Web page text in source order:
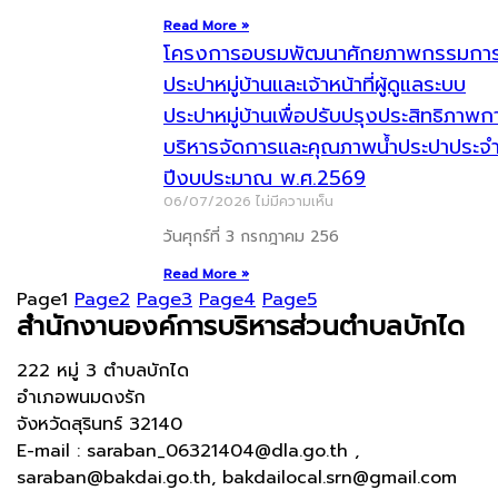
Read More »
โครงการอบรมพัฒนาศักยภาพกรรมกา
ประปาหมู่บ้านและเจ้าหน้าที่ผู้ดูแลระบบ
ประปาหมู่บ้านเพื่อปรับปรุงประสิทธิภาพก
บริหารจัดการและคุณภาพน้ำประปาประจ
ปีงบประมาณ พ.ศ.2569
06/07/2026 ไม่มีความเห็น
วันศุกร์ที่ 3 กรกฎาคม 256
Read More »
Page1 Page2 Page3 Page4 Page5
สำนักงานองค์การบริหารส่วนตำบลบักได
222 หมู่ 3 ตำบลบักได
อำเภอพนมดงรัก
จังหวัดสุรินทร์ 32140
E-mail : saraban_06321404@dla.go.th ,
saraban@bakdai.go.th, bakdailocal.srn@gmail.com